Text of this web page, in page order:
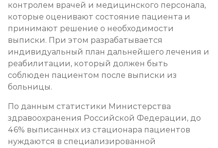
контролем врачей и медицинского персонала,
которые оценивают состояние пациента и
принимают решение о необходимости
выписки. При этом разрабатывается
индивидуальный план дальнейшего лечения и
реабилитации, который должен быть
соблюден пациентом после выписки из
больницы.
По данным статистики Министерства
здравоохранения Российской Федерации, до
46% выписанных из стационара пациентов
нуждаются в специализированной